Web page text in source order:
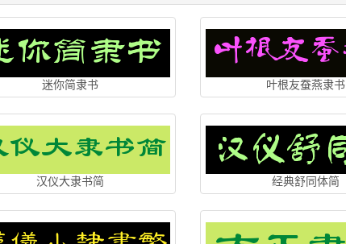
迷你简隶书 叶根友蚕燕隶书
汉仪大隶书简 经典舒同体简